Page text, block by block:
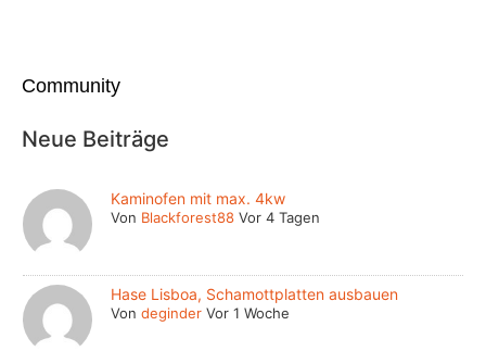
Community
Neue Beiträge
Kaminofen mit max. 4kw
Von Blackforest88 Vor 4 Tagen
Hase Lisboa, Schamottplatten ausbauen
Vondeginder Vor 1 Woche